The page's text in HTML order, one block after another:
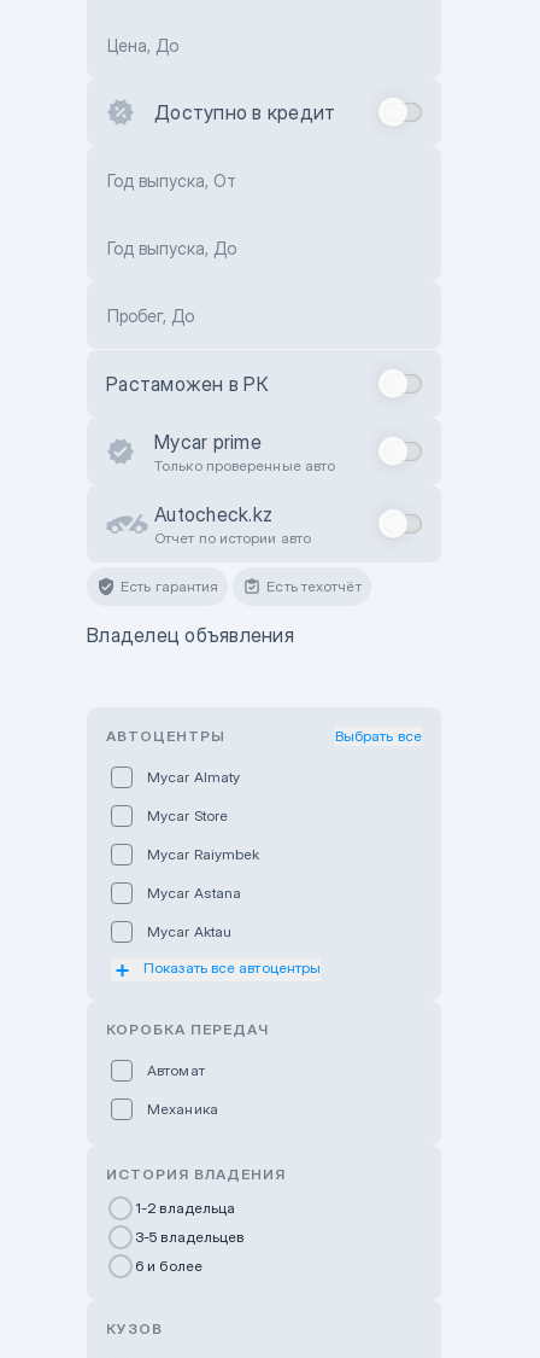
Цена, До
Доступно в кредит
Год выпуска, От
Год выпуска, До
Пробег, До
Растаможен в РК
Mycar prime
Только проверенные авто
Autocheck.kz
Отчет по истории авто
Есть гарантия Есть техотчёт
Владелец объявления
АВТОЦЕНТРЫ Выбрать все
Mycar Almaty
Mycar Store
Mycar Raiymbek
Mycar Astana
Mycar Aktau
Mycar Uralsk
GWM Nurly Zhol
Chery Astana
Показать все автоцентры
КОРОБКА ПЕРЕДАЧ
Автомат
Механика
ИСТОРИЯ ВЛАДЕНИЯ
1-2 владельца
3-5 владельцев
6 и более
КУЗОВ